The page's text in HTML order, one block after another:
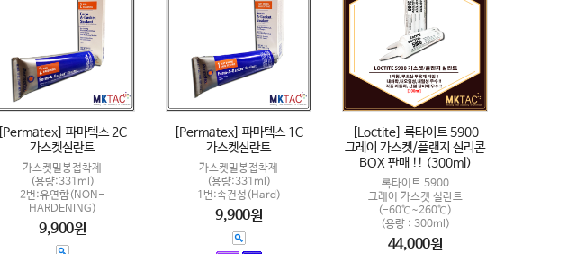
[Permatex] 파마텍스 2C
가스켓실란트
가스켓밀봉접착제
(용량:331ml)
2번:유연함(NON-
HARDENING)
9,900원
[Permatex] 파마텍스 1C
가스켓실란트
가스켓밀봉접착제
(용량:331ml)
1번:속건성(Hard)
9,900원
[Loctite] 록타이트 5900
그레이 가스켓/플랜지 실리콘
BOX 판매 !! (300ml)
록타이트 5900
그레이 가스켓 실란트
(-60℃~260℃)
(용량 : 300ml)
44,000원